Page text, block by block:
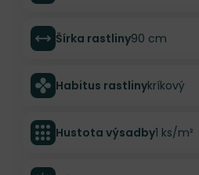
Šírka rastliny90 cm
Habitus rastlinykríkový
Hustota výsadby1 ks/m²